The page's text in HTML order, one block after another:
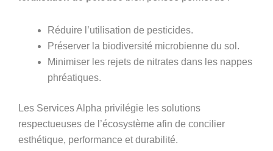
Réduire l’utilisation de pesticides.
Préserver la biodiversité microbienne du sol.
Minimiser les rejets de nitrates dans les nappes
phréatiques.
Les Services Alpha privilégie les solutions
respectueuses de l’écosystème afin de concilier
esthétique, performance et durabilité.